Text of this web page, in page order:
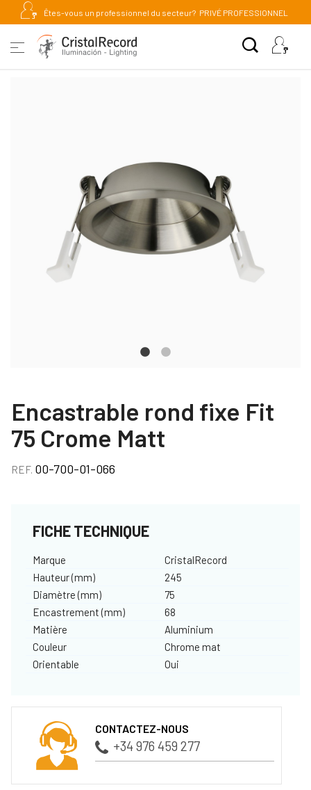
Êtes-vous un professionnel du secteur? PRIVÉ PROFESSIONNEL
Encastrable rond fixe Fit
75 Crome Matt
REF. 00-700-01-066
FICHE TECHNIQUE
Marque
CristalRecord
Hauteur (mm)
245
Diamètre (mm)
75
Encastrement (mm)
68
Matière
Aluminium
Couleur
Chrome mat
Orientable
Oui
CONTACTEZ-NOUS
+34 976 459 277